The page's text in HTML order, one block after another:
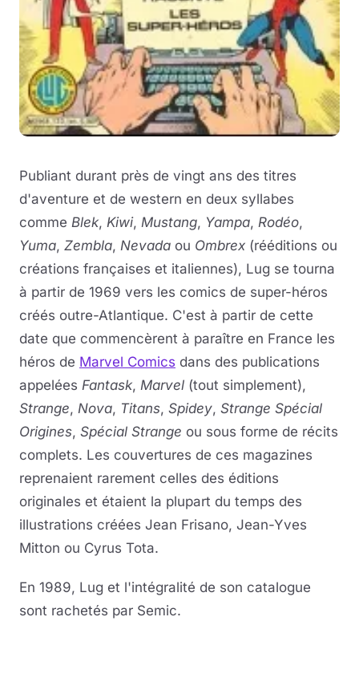
Publiant durant près de vingt ans des titres
d'aventure et de western en deux syllabes
comme Blek, Kiwi, Mustang, Yampa, Rodéo,
Yuma, Zembla, Nevada ou Ombrex (rééditions ou
créations françaises et italiennes), Lug se tourna
à partir de 1969 vers les comics de super-héros
créés outre-Atlantique. C'est à partir de cette
date que commencèrent à paraître en France les
héros de Marvel Comics dans des publications
appelées Fantask, Marvel (tout simplement),
Strange, Nova, Titans, Spidey, Strange Spécial
Origines, Spécial Strange ou sous forme de récits
complets. Les couvertures de ces magazines
reprenaient rarement celles des éditions
originales et étaient la plupart du temps des
illustrations créées Jean Frisano, Jean-Yves
Mitton ou Cyrus Tota.
En 1989, Lug et l'intégralité de son catalogue
sont rachetés par Semic.